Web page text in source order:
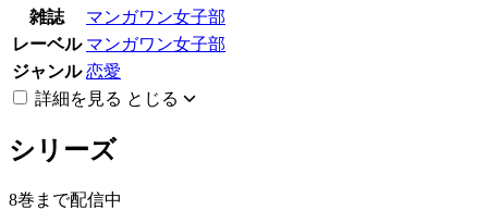
雑誌
マンガワン女子部
レーベル マンガワン女子部
ジャンル 恋愛
詳細を見る とじる
シリーズ
8巻まで配信中